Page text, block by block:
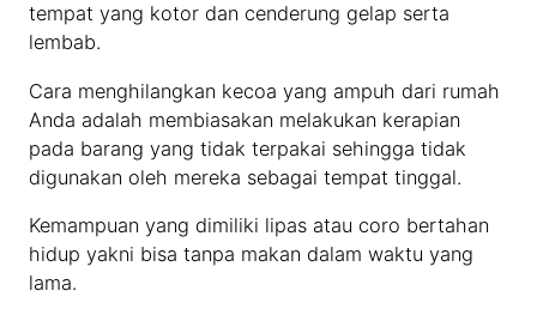
tempat yang kotor dan cenderung gelap serta
lembab.
Cara menghilangkan kecoa yang ampuh dari rumah
Anda adalah membiasakan melakukan kerapian
pada barang yang tidak terpakai sehingga tidak
digunakan oleh mereka sebagai tempat tinggal.
Kemampuan yang dimiliki lipas atau coro bertahan
hidup yakni bisa tanpa makan dalam waktu yang
lama.